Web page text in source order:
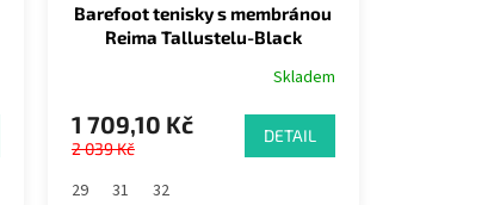
Barefoot tenisky s membránou
Reima Tallustelu-Black
Skladem
1 709,10 Kč
2 039 Kč
DETAIL
29 31 32